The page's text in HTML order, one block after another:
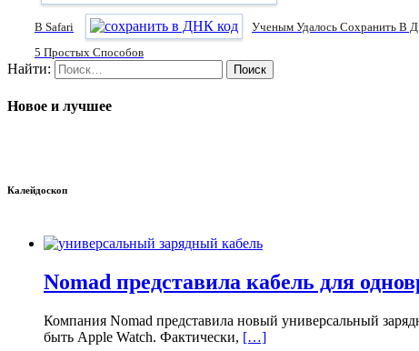
В Safari Ученым Удалось Сохранить В
5 Простых Способов
Найти:
Новое и лучшее
Калейдоскоп
Nomad представила кабель для
Компания Nomad представила новый универсальный
быть Apple Watch. Фактически, […]